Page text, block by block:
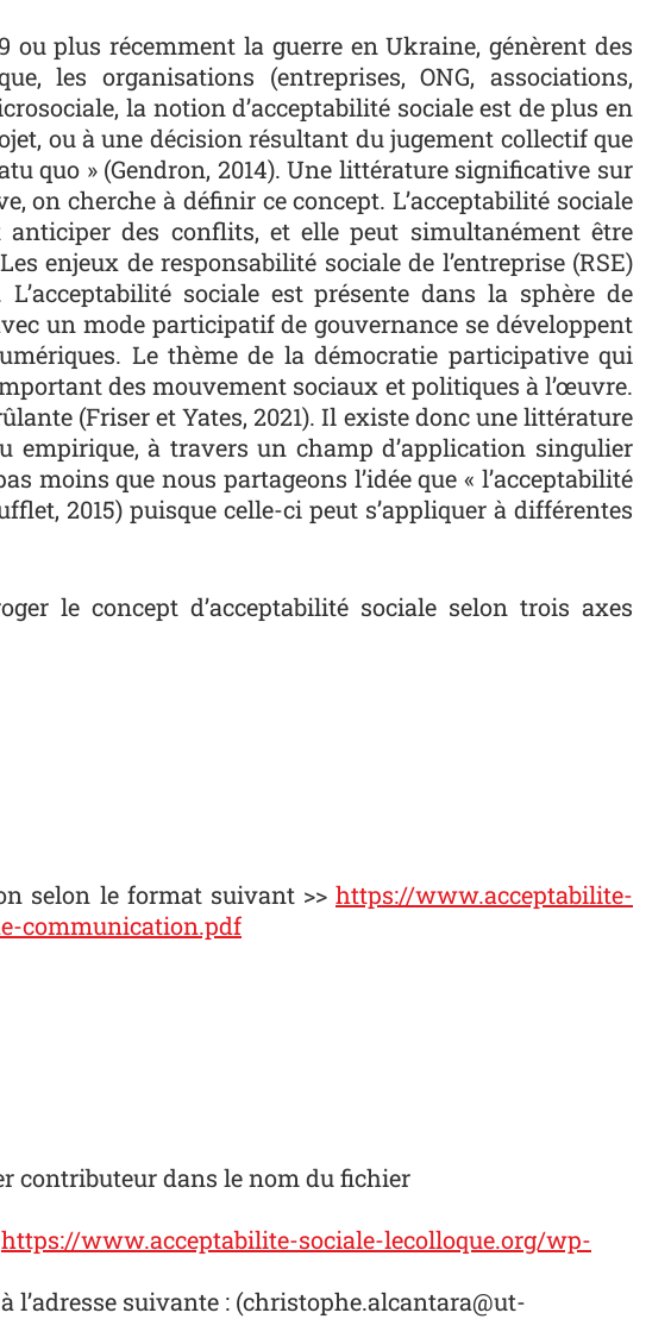
ou plus récemment la guerre en Ukraine, génèrent des
les organisations (entreprises, ONG, associations,
la notion d’acceptabilité sociale est de plus en
ou à une décision résultant du jugement collectif que
quo » (Gendron, 2014). Une littérature significative sur
on cherche à définir ce concept. L’acceptabilité sociale
anticiper des conflits, et elle peut simultanément être
enjeux de responsabilité sociale de l’entreprise (RSE)
sociale est présente dans la sphère de
un mode participatif de gouvernance se développent
Le thème de la démocratie participative qui
des mouvement sociaux et politiques à l’œuvre.
(Friser et Yates, 2021). Il existe donc une littérature
empirique, à travers un champ d’application singulier
moins que nous partageons l’idée que « l’acceptabilité
2015) puisque celle-ci peut s’appliquer à différentes
le concept d’acceptabilité sociale selon trois axes
selon le format suivant >> https://www.acceptabilite-
communication.pdf
contributeur dans le nom du fichier
https://www.acceptabilite-sociale-lecolloque.org/wp-
suivante : (christophe.alcantara@ut-